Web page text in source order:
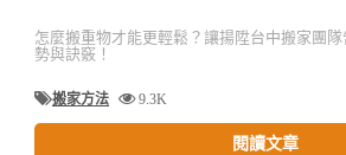
怎麼搬重物才能更輕鬆？讓揚陞台中搬家團
勢與訣竅！
搬家方法 9.3K
閱讀文章